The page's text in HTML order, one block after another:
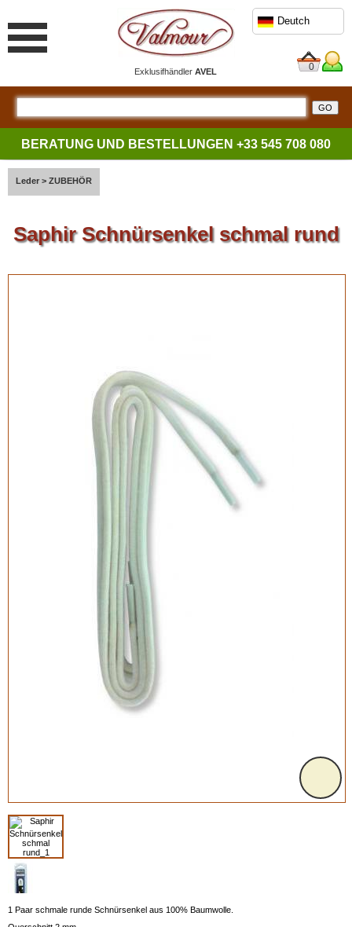
ExklusifhändlerAVEL
Deutch
0
BERATUNG UND BESTELLUNGEN +33 545 708 080
Leder > ZUBEHÖR
Saphir Schnürsenkel schmal rund
1 Paar schmale runde Schnürsenkel aus 100% Baumwolle.